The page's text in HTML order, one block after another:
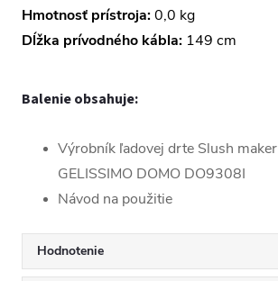
Hmotnosť prístroja:0,0 kg
Dĺžka prívodného kábla: 149 cm
Balenie obsahuje:
Výrobník ľadovej drte Slush maker
GELISSIMO DOMO DO9308I
Návod na použitie
Hodnotenie